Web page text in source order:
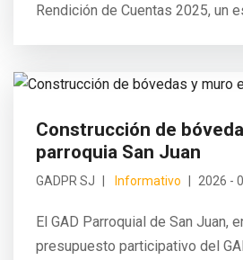
Rendición de Cuentas 2025, un
Construcción de
parroquia San Juan
GADPR SJ Informativo 2026 -
El GAD Parroquial de San Juan,
presupuesto participativo del